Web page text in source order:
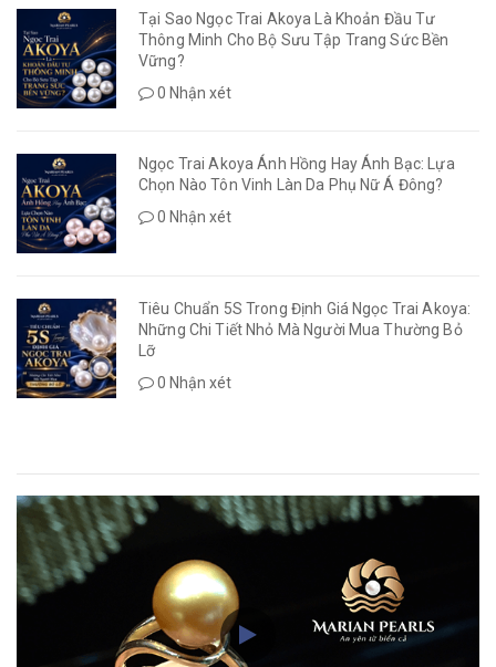
Tại Sao Ngọc Trai Akoya Là Khoản Đầu Tư
Thông Minh Cho Bộ Sưu Tập Trang Sức Bền
Vững?
0 Nhận xét
Ngọc Trai Akoya Ánh Hồng Hay Ánh Bạc: Lựa
Chọn Nào Tôn Vinh Làn Da Phụ Nữ Á Đông?
0 Nhận xét
Tiêu Chuẩn 5S Trong Định Giá Ngọc Trai Akoya:
Những Chi Tiết Nhỏ Mà Người Mua Thường Bỏ
Lỡ
0 Nhận xét